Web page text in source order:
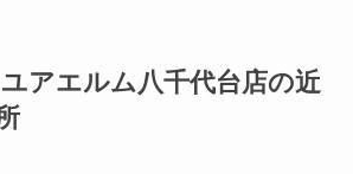
アエルム八千代台店の近